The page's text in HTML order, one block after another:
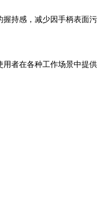
持感，减少因手柄表面污
者在各种工作场景中提供